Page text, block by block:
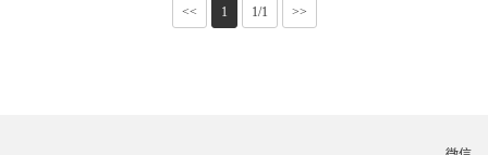
<< 1 1/1 >>